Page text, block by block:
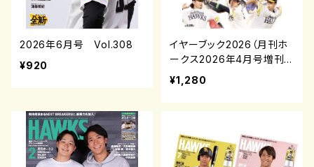
2026年6月号 Vol.308
¥920
イヤーブック2026（月刊ホ
ークス2026年4月号増刊）
¥1,280